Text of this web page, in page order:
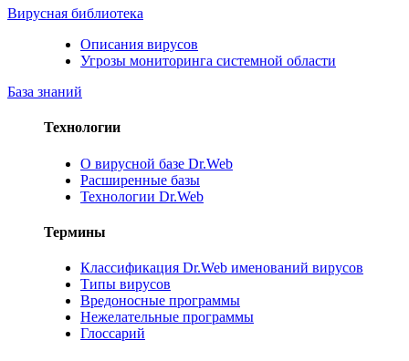
Вирусная библиотека
Описания вирусов
Угрозы мониторинга системной области
База знаний
Технологии
О вирусной базе Dr.Web
Расширенные базы
Технологии Dr.Web
Термины
Классификация Dr.Web именований вирусов
Типы вирусов
Вредоносные программы
Нежелательные программы
Глоссарий